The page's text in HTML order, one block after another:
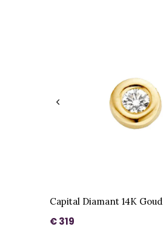
Capital Diamant 14K Goud
€ 319